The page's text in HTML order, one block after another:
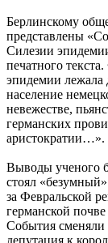
Берлинскому
представлены
Силезии
печатного
эпидемии лежала
население
невежестве,
германских
аристократии…».
Выводы ученого
стоял
за Февральской
германской
События сменяли
депутация к